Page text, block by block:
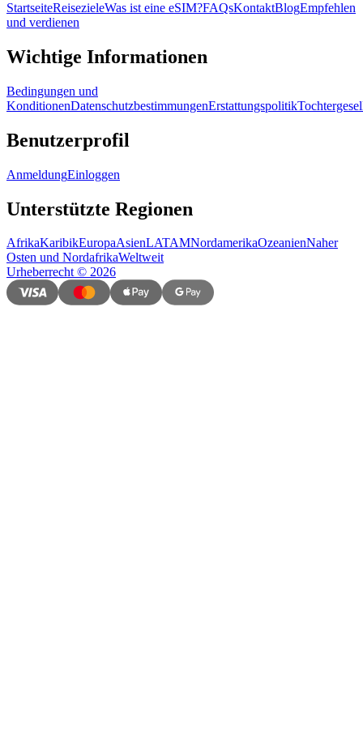
StartseiteReisezieleWas ist eine eSIM?FAQsKontaktBlogEmpfehlen
und verdienen
Wichtige Informationen
Bedingungen und
KonditionenDatenschutzbestimmungenErstattungspolitik
Benutzerprofil
AnmeldungEinloggen
Unterstützte Regionen
AfrikaKaribikEuropaAsienLATAMNordamerikaOzeanienNaher
Osten und NordafrikaWeltweit
Urheberrecht© 2026